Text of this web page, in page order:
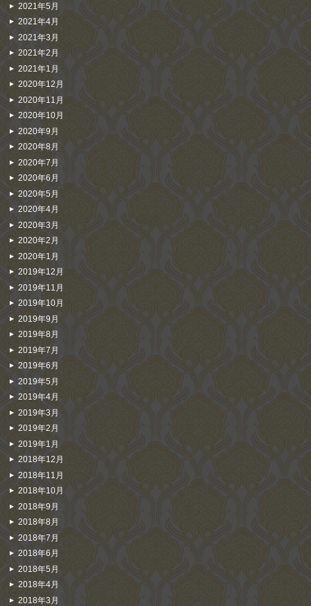
2021年5月
2021年4月
2021年3月
2021年2月
2021年1月
2020年12月
2020年11月
2020年10月
2020年9月
2020年8月
2020年7月
2020年6月
2020年5月
2020年4月
2020年3月
2020年2月
2020年1月
2019年12月
2019年11月
2019年10月
2019年9月
2019年8月
2019年7月
2019年6月
2019年5月
2019年4月
2019年3月
2019年2月
2019年1月
2018年12月
2018年11月
2018年10月
2018年9月
2018年8月
2018年7月
2018年6月
2018年5月
2018年4月
2018年3月